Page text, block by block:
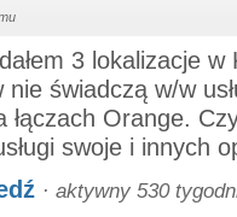
3 lokalizacje w
świadczą w/w
łączach Orange.
swoje i innych
· aktywny 530